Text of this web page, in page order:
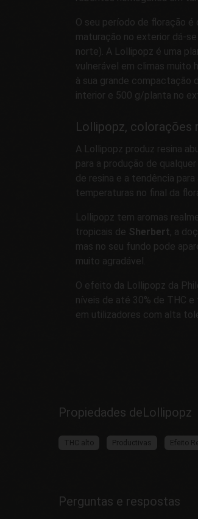
O seu período de floração é
maturação no exterior dá-
norte). A Lollipopz é uma
vulnerável em climas muito
à sua grande compactação
interior e 500 g/planta no
Lollipopz, colorações
A Lollipopz produz resina
para a produção de
de resina e a tendência
temperaturas no final da
Lollipopz tem aromas
tropicais de Sherbert, a
mas no seu fundo pode
muito agradável.
O efeito da Lollipopz da
níveis de até 30% de THC
em utilizadores com alta
Propiedades deLollipopz
THC alto Productivas Efeito
Perguntas e respostas